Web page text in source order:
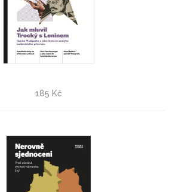
Kontexty 2/2026
185 Kč